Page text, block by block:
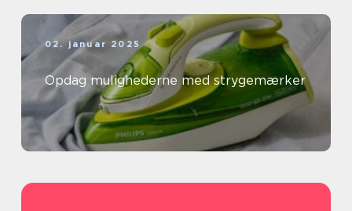
02. januar 2025
Opdag mulighederne med strygemærker